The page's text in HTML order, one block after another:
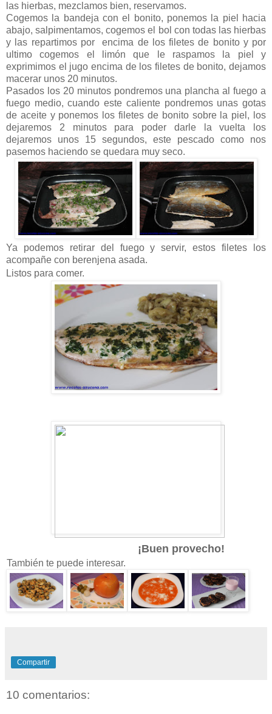
las hierbas, mezclamos bien, reservamos.
Cogemos la bandeja con el bonito, ponemos la piel hacia
abajo, salpimentamos, cogemos el bol con todas las hierbas
y las repartimos por encima de los filetes de bonito y por
ultimo cogemos el limón que le raspamos la piel y
exprimimos el jugo encima de los filetes de bonito, dejamos
macerar unos 20 minutos.
Pasados los 20 minutos pondremos una plancha al fuego a
fuego medio, cuando este caliente pondremos unas gotas
de aceite y ponemos los filetes de bonito sobre la piel, los
dejaremos 2 minutos para poder darle la vuelta los
dejaremos unos 15 segundos, este pescado como nos
pasemos haciendo se quedara muy seco.
Ya podemos retirar del fuego y servir, estos filetes los
acompañe con berenjena asada.
Listos para comer.
¡Buen provecho!
También te puede interesar.
Compartir
10 comentarios: